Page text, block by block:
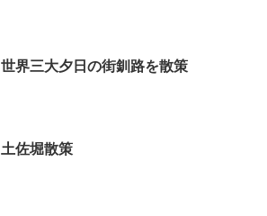
世界三大夕日の街釧路を散策
土佐堀散策